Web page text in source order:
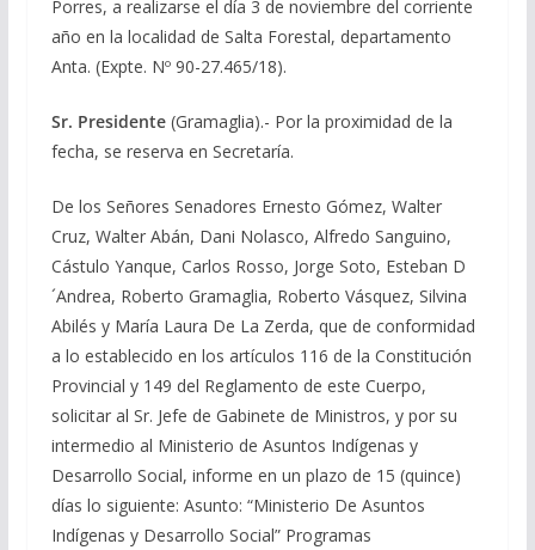
Porres, a realizarse el día 3 de noviembre del corriente
año en la localidad de Salta Forestal, departamento
Anta. (Expte. Nº 90-27.465/18).
Sr. Presidente (Gramaglia).- Por la proximidad de la
fecha, se reserva en Secretaría.
De los Señores Senadores Ernesto Gómez, Walter
Cruz, Walter Abán, Dani Nolasco, Alfredo Sanguino,
Cástulo Yanque, Carlos Rosso, Jorge Soto, Esteban D
´Andrea, Roberto Gramaglia, Roberto Vásquez, Silvina
Abilés y María Laura De La Zerda, que de conformidad
a lo establecido en los artículos 116 de la Constitución
Provincial y 149 del Reglamento de este Cuerpo,
solicitar al Sr. Jefe de Gabinete de Ministros, y por su
intermedio al Ministerio de Asuntos Indígenas y
Desarrollo Social, informe en un plazo de 15 (quince)
días lo siguiente: Asunto: “Ministerio De Asuntos
Indígenas y Desarrollo Social” Programas